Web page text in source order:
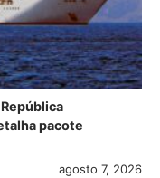
pacote
agosto 7, 2026